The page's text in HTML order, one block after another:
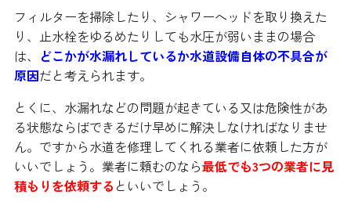
フィルターを掃除したり、シャワーヘッドを取り換えた
り、止水栓をゆるめたりしても水圧が弱いままの場合
は、 どこかが水漏れしているか水道設備自体の不具合が
原因だと考えられます。
とくに、水漏れなどの問題が起きている又は危険性があ
る状態ならばできるだけ早めに解決しなければなりませ
ん。ですから水道を修理してくれる業者に依頼した方が
いいでしょう。業者に頼むのなら最低でも3つの業者に見
積もりを依頼する といいでしょう。